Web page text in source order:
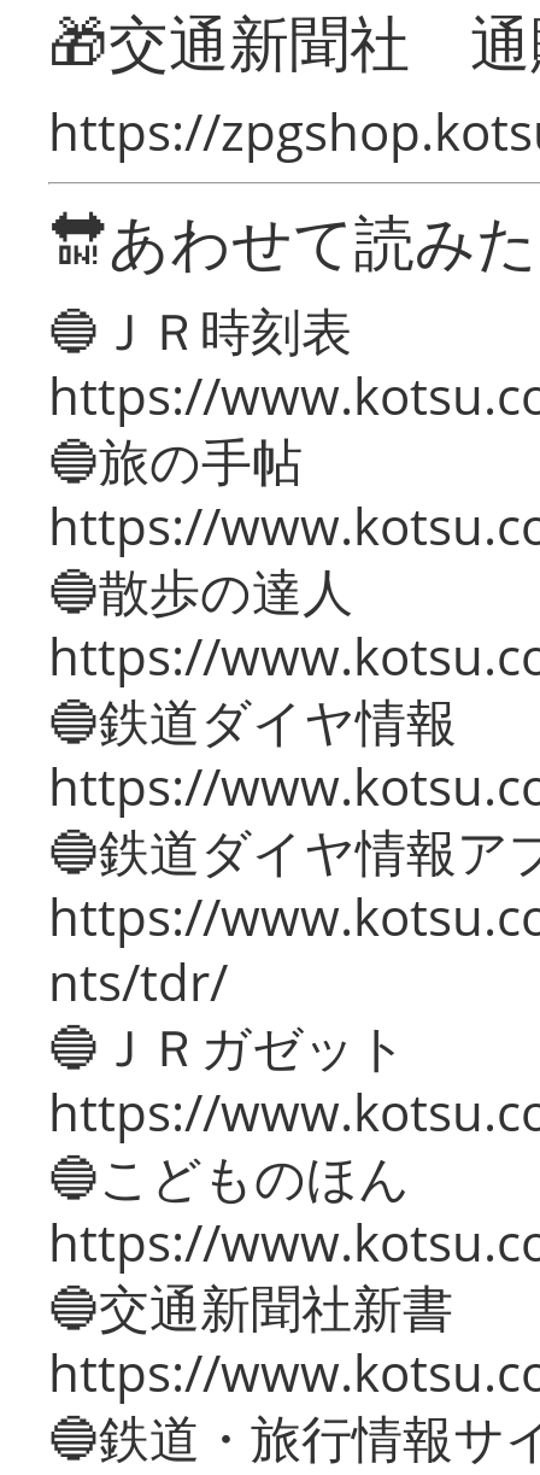
🎁交通新聞社
https://
🔛あわせて読み
🔵ＪＲ時刻表
https://
🔵旅の手帖
https://
🔵散歩の達人
https://
🔵鉄道ダイヤ情報
https://
🔵鉄道ダイヤ情報ア
https://
nts/tdr/
🔵ＪＲガゼット
https://
🔵こどものほん
https://
🔵交通新聞社新書
https://
🔵鉄道・旅行情報サ